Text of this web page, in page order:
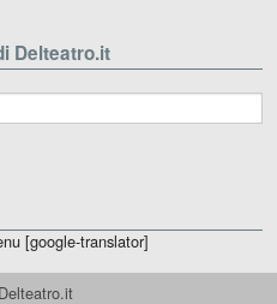
Delteatro.it
[google-translator]
Delteatro.it